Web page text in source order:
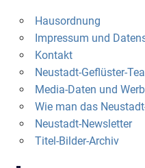
Hausordnung
Impressum und
Kontakt
Neustadt-Geflüster-
Media-Daten und
Wie man das
Neustadt-Newsletter
Titel-Bilder-Archiv